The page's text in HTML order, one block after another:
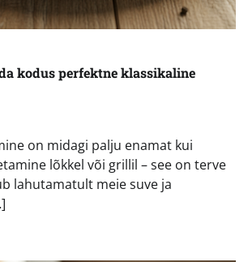
kodus perfektne klassikaline
on midagi palju enamat kui
lõkkel või grillil – see on terve
lahutamatult meie suve ja